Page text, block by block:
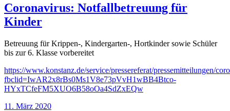
Coronavirus: Notfallbetreuung für
Kinder
Betreuung für Krippen-, Kindergarten-, Hortkinder sowie Schüler
bis zur 6. Klasse vorbereitet
https://www.konstanz.de/service/pressereferat/pressemitteilungen/
fbclid=IwAR2x8rBs0Ms1V8e73pVvH1wBB4Btco-
HYxTCfeFM5XUO6B58oOa4SdZxEQw
Veröffentlicht
11. März 2020